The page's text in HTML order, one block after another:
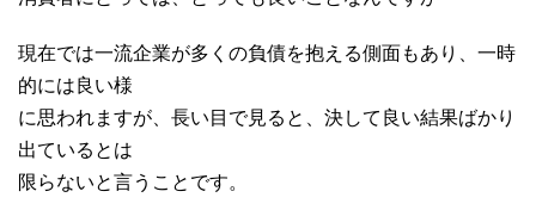
現在では一流企業が多くの負債を抱える側面もあり、一時
的には良い様
に思われますが、長い目で見ると、決して良い結果ばかり
出ているとは
限らないと言うことです。